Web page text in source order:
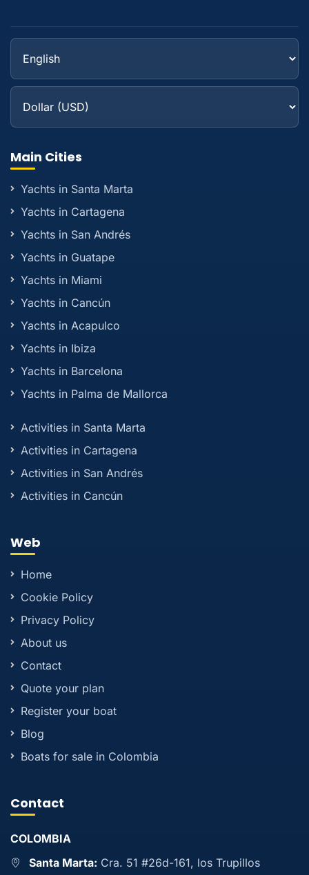
Main Cities
Yachts in Santa Marta
Yachts in Cartagena
Yachts in San Andrés
Yachts in Guatape
Yachts in Miami
Yachts in Cancún
Yachts in Acapulco
Yachts in Ibiza
Yachts in Barcelona
Yachts in Palma de Mallorca
Activities in Santa Marta
Activities in Cartagena
Activities in San Andrés
Activities in Cancún
Web
Home
Cookie Policy
Privacy Policy
About us
Contact
Quote your plan
Register your boat
Blog
Boats for sale in Colombia
Contact
COLOMBIA
Santa Marta: Cra. 51 #26d-161, los Trupillos